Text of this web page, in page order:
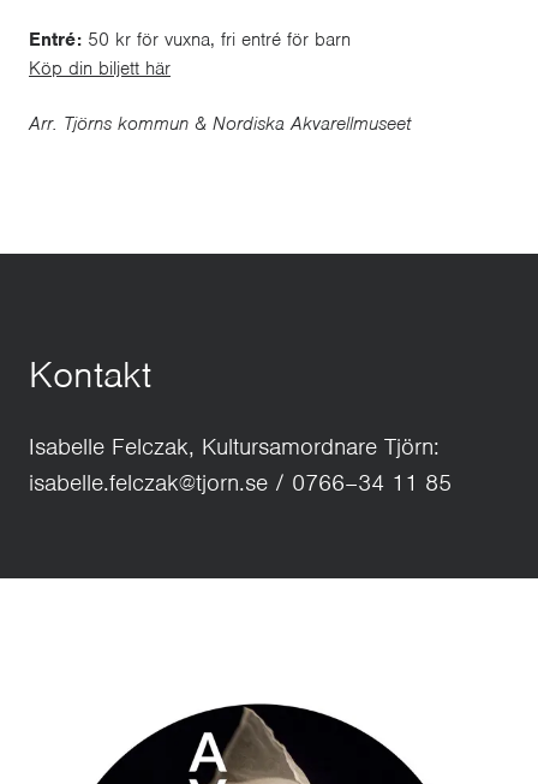
Entré: 50 kr för vuxna, fri entré för barn
Köp din biljett här
Arr. Tjörns kommun & Nordiska Akvarellmuseet
Kontakt
Isabelle Felczak, Kultursamordnare Tjörn:
isabelle.felczak@tjorn.se / 0766–34 11 85